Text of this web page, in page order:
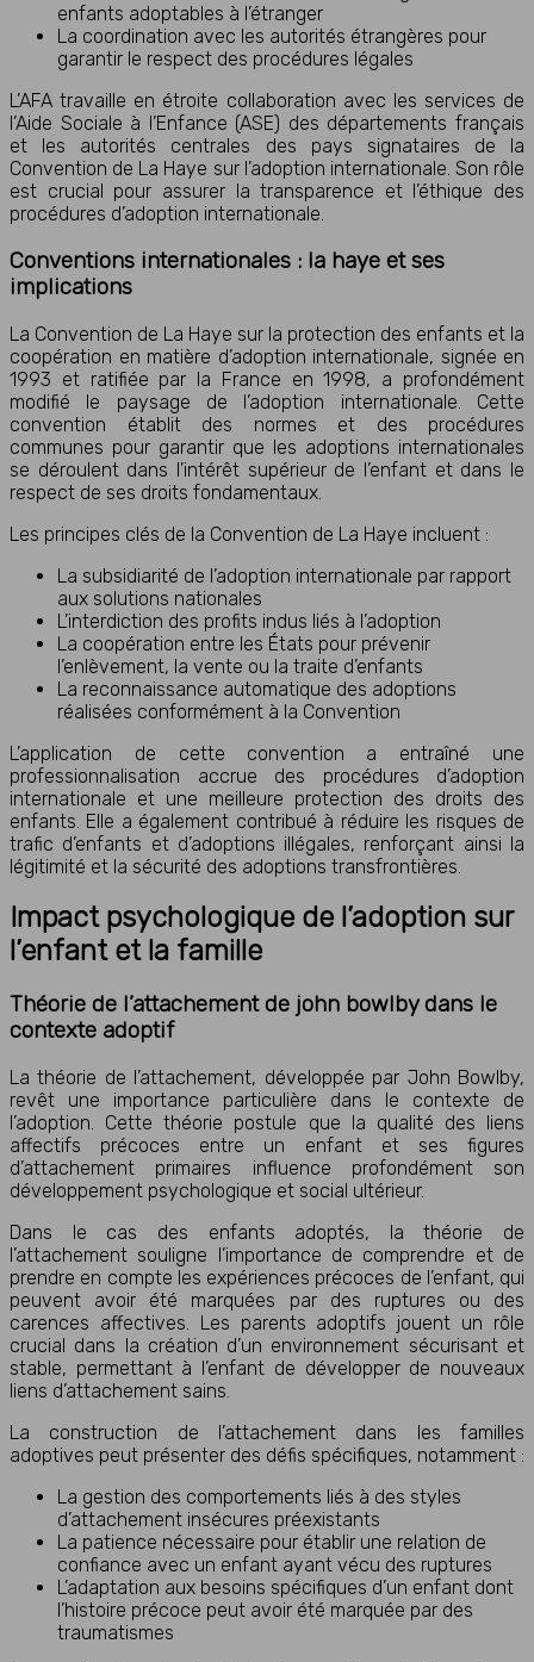
enfants adoptables à l’étranger
La coordination avec les autorités étrangères pour
garantir le respect des procédures légales
L’AFA travaille en étroite collaboration avec les services de
l’Aide Sociale à l’Enfance (ASE) des départements français
et les autorités centrales des pays signataires de la
Convention de La Haye sur l’adoption internationale. Son rôle
est crucial pour assurer la transparence et l’éthique des
procédures d’adoption internationale.
Conventions internationales : la haye et ses
implications
La Convention de La Haye sur la protection des enfants et la
coopération en matière d’adoption internationale, signée en
1993 et ratifiée par la France en 1998, a profondément
modifié le paysage de l’adoption internationale. Cette
convention établit des normes et des procédures
communes pour garantir que les adoptions internationales
se déroulent dans l’intérêt supérieur de l’enfant et dans le
respect de ses droits fondamentaux.
Les principes clés de la Convention de La Haye incluent :
La subsidiarité de l’adoption internationale par rapport
aux solutions nationales
L’interdiction des profits indus liés à l’adoption
La coopération entre les États pour prévenir
l’enlèvement, la vente ou la traite d’enfants
La reconnaissance automatique des adoptions
réalisées conformément à la Convention
L’application de cette convention a entraîné une
professionnalisation accrue des procédures d’adoption
internationale et une meilleure protection des droits des
enfants. Elle a également contribué à réduire les risques de
trafic d’enfants et d’adoptions illégales, renforçant ainsi la
légitimité et la sécurité des adoptions transfrontières.
Impact psychologique de l’adoption sur
l’enfant et la famille
Théorie de l’attachement de john bowlby dans le
contexte adoptif
La théorie de l’attachement, développée par John Bowlby,
revêt une importance particulière dans le contexte de
l’adoption. Cette théorie postule que la qualité des liens
affectifs précoces entre un enfant et ses figures
d’attachement primaires influence profondément son
développement psychologique et social ultérieur.
Dans le cas des enfants adoptés, la théorie de
l’attachement souligne l’importance de comprendre et de
prendre en compte les expériences précoces de l’enfant, qui
peuvent avoir été marquées par des ruptures ou des
carences affectives. Les parents adoptifs jouent un rôle
crucial dans la création d’un environnement sécurisant et
stable, permettant à l’enfant de développer de nouveaux
liens d’attachement sains.
La construction de l’attachement dans les familles
adoptives peut présenter des défis spécifiques, notamment :
La gestion des comportements liés à des styles
d’attachement insécures préexistants
La patience nécessaire pour établir une relation de
confiance avec un enfant ayant vécu des ruptures
L’adaptation aux besoins spécifiques d’un enfant dont
l’histoire précoce peut avoir été marquée par des
traumatismes